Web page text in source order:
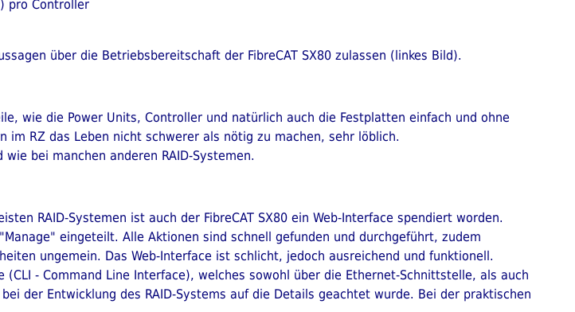
pro Controller
über die Betriebsbereitschaft der FibreCAT SX80 zulassen (linkes Bild).
wie die Power Units, Controller und natürlich auch die Festplatten einfach und ohne
im RZ das Leben nicht schwerer als nötig zu machen, sehr löblich.
bei manchen anderen RAID-Systemen.
RAID-Systemen ist auch der FibreCAT SX80 ein Web-Interface spendiert worden.
eingeteilt. Alle Aktionen sind schnell gefunden und durchgeführt, zudem
ungemein. Das Web-Interface ist schlicht, jedoch ausreichend und funktionell.
- Command Line Interface), welches sowohl über die Ethernet-Schnittstelle, als auch
der Entwicklung des RAID-Systems auf die Details geachtet wurde. Bei der praktischen